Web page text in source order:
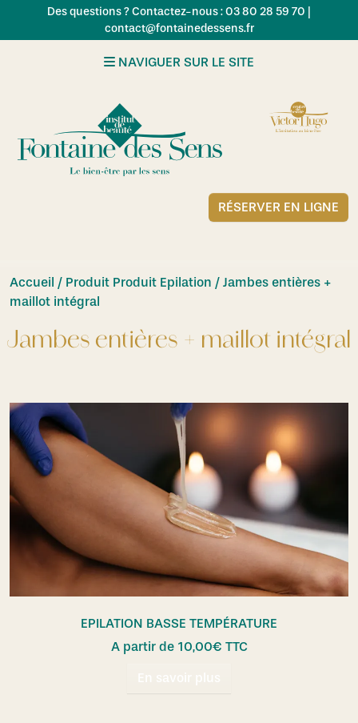
Skip to main content
Des questions ? Contactez-nous : 03 80 28 59 70 |
contact@fontainedessens.fr
NAVIGUER SUR LE SITE
RÉSERVER EN LIGNE
Accueil / Produit Produit Epilation / Jambes entières +
maillot intégral
Jambes entières + maillot intégral
EPILATION BASSE TEMPÉRATURE
A partir de 10,00€ TTC
En savoir plus